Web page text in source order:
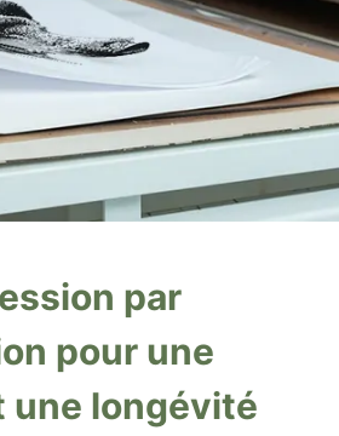
par
pour une
une longévité